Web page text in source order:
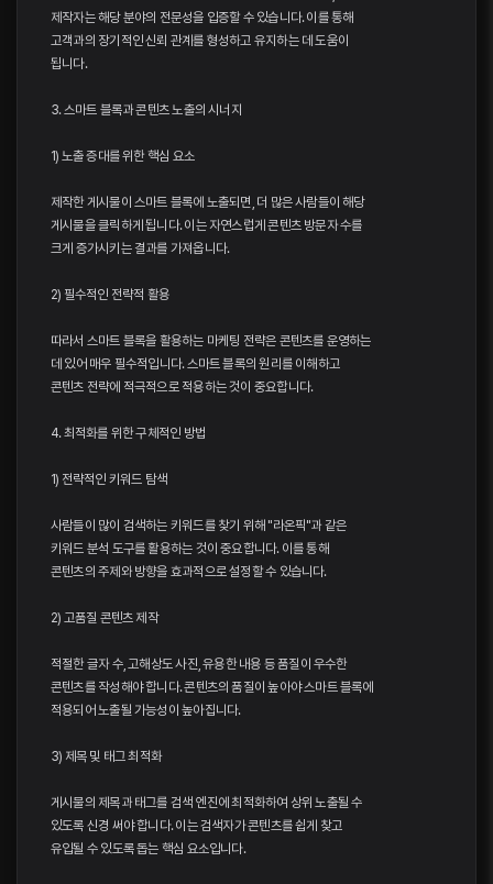
제작자는 해당 분야의 전문성을 입증할 수 있습니다. 이를 통해
고객과의 장기적인 신뢰 관계를 형성하고 유지하는 데 도움이
됩니다.
3. 스마트 블록과 콘텐츠 노출의 시너지
1) 노출 증대를 위한 핵심 요소
제작한 게시물이 스마트 블록에 노출되면, 더 많은 사람들이 해당
게시물을 클릭하게 됩니다. 이는 자연스럽게 콘텐츠 방문자 수를
크게 증가시키는 결과를 가져옵니다.
2) 필수적인 전략적 활용
따라서 스마트 블록을 활용하는 마케팅 전략은 콘텐츠를 운영하는
데 있어 매우 필수적입니다. 스마트 블록의 원리를 이해하고
콘텐츠 전략에 적극적으로 적용하는 것이 중요합니다.
4. 최적화를 위한 구체적인 방법
1) 전략적인 키워드 탐색
사람들이 많이 검색하는 키워드를 찾기 위해 "라온픽"과 같은
키워드 분석 도구를 활용하는 것이 중요합니다. 이를 통해
콘텐츠의 주제와 방향을 효과적으로 설정할 수 있습니다.
2) 고품질 콘텐츠 제작
적절한 글자 수, 고해상도 사진, 유용한 내용 등 품질이 우수한
콘텐츠를 작성해야 합니다. 콘텐츠의 품질이 높아야 스마트 블록에
적용되어 노출될 가능성이 높아집니다.
3) 제목 및 태그 최적화
게시물의 제목과 태그를 검색 엔진에 최적화하여 상위 노출될 수
있도록 신경 써야 합니다. 이는 검색자가 콘텐츠를 쉽게 찾고
유입될 수 있도록 돕는 핵심 요소입니다.